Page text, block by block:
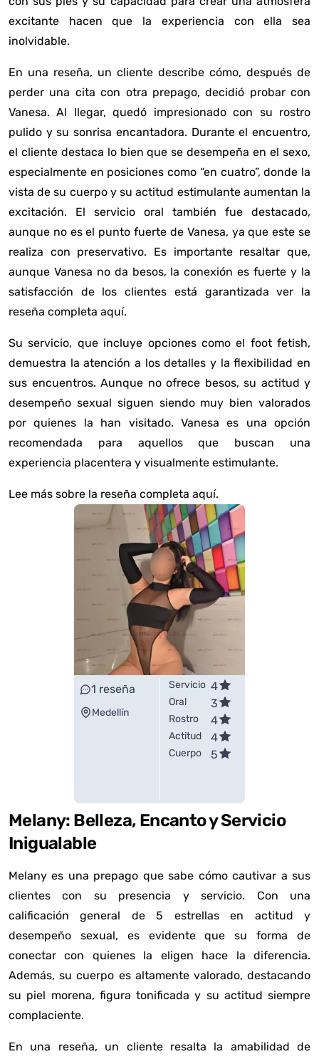
excitante hacen que la experiencia con ella sea
inolvidable.
En una reseña, un cliente describe cómo, después de
perder una cita con otra prepago, decidió probar con
Vanesa. Al llegar, quedó impresionado con su rostro
pulido y su sonrisa encantadora. Durante el encuentro,
el cliente destaca lo bien que se desempeña en el sexo,
especialmente en posiciones como “en cuatro”, donde la
vista de su cuerpo y su actitud estimulante aumentan la
excitación. El servicio oral también fue destacado,
aunque no es el punto fuerte de Vanesa, ya que este se
realiza con preservativo. Es importante resaltar que,
aunque Vanesa no da besos, la conexión es fuerte y la
satisfacción de los clientes está garantizadaver la
reseña completa aquí.
Su servicio, que incluye opciones como el foot fetish,
demuestra la atención a los detalles y la flexibilidad en
sus encuentros. Aunque no ofrece besos, su actitud y
desempeño sexual siguen siendo muy bien valorados
por quienes la han visitado. Vanesa es una opción
recomendada para aquellos que buscan una
experiencia placentera y visualmente estimulante.
Lee más sobre la reseña completa aquí.
1 reseña
Medellín
Servicio 4
Oral 3
Rostro 4
Actitud 4
Cuerpo 5
Melany: Belleza, Encanto y Servicio
Inigualable
Melany es una prepago que sabe cómo cautivar a sus
clientes con su presencia y servicio. Con una
calificación general de 5 estrellas en actitud y
desempeño sexual, es evidente que su forma de
conectar con quienes la eligen hace la diferencia.
Además, su cuerpo es altamente valorado, destacando
su piel morena, figura tonificada y su actitud siempre
complaciente.
En una reseña, un cliente resalta la amabilidad de